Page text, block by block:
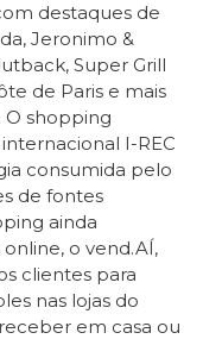
destaques de
Jeronimo &
Super Grill
de Paris e mais
O shopping
I-REC
consumida pelo
de fontes
ainda
o vend.AÍ,
clientes para
nas lojas do
em casa ou